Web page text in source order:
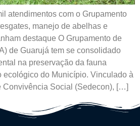
atendimentos com o Grupamento
manejo de abelhas e
destaque O Grupamento de
de Guarujá tem se consolidado
na preservação da fauna
ecológico do Município. Vinculado à
Convivência Social (Sedecon), […]